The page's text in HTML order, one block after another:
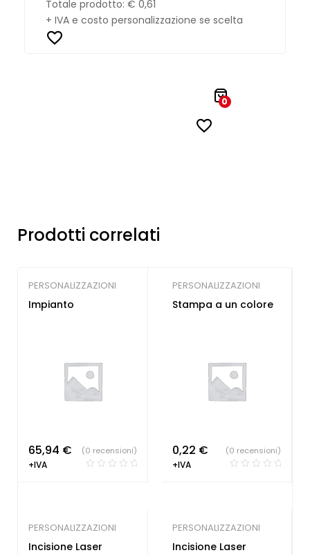
Totale prodotto: € 0,61
+ IVA e costo personalizzazione se scelta
0
Prodotti correlati
PERSONALIZZAZIONI
Impianto
65,94 €
+IVA
(0 recensioni)
PERSONALIZZAZIONI
Stampa a un colore
0,22 €
+IVA
(0 recensioni)
PERSONALIZZAZIONI
Incisione Laser
PERSONALIZZAZIONI
Incisione Laser